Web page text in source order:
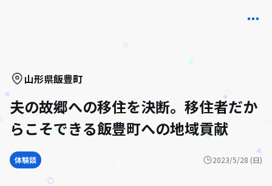
山形県飯豊町
夫の故郷への移住を決断。移住者だか
らこそできる飯豊町への地域貢献
体験談 2023/5/28 (日)